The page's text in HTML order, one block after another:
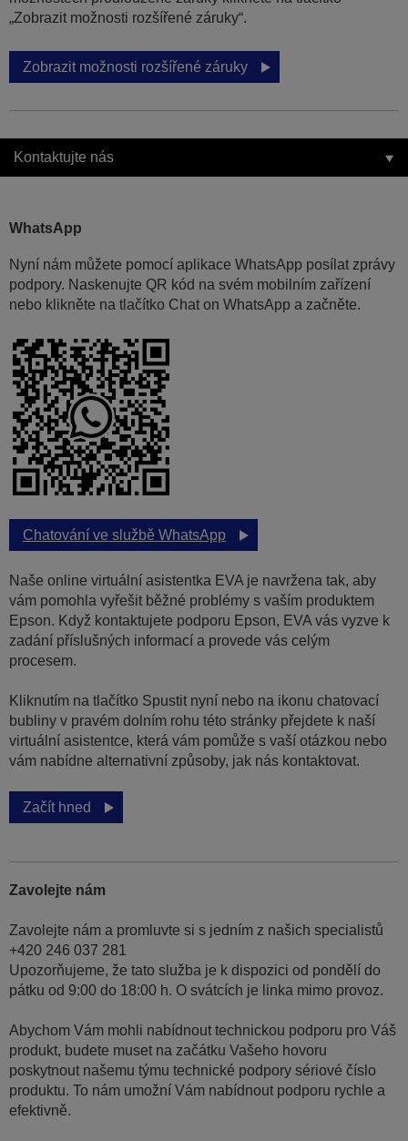
„Zobrazit možnosti rozšířené záruky“.
Zobrazit možnosti rozšířené záruky
Kontaktujte nás
WhatsApp
Nyní nám můžete pomocí aplikace WhatsApp posílat zprávy
podpory. Naskenujte QR kód na svém mobilním zařízení
nebo klikněte na tlačítko Chat on WhatsApp a začněte.
Chatování ve službě WhatsApp
Naše online virtuální asistentka EVA je navržena tak, aby
vám pomohla vyřešit běžné problémy s vaším produktem
Epson. Když kontaktujete podporu Epson, EVA vás vyzve k
zadání příslušných informací a provede vás celým
procesem.
Kliknutím na tlačítko Spustit nyní nebo na ikonu chatovací
bubliny v pravém dolním rohu této stránky přejdete k naší
virtuální asistentce, která vám pomůže s vaší otázkou nebo
vám nabídne alternativní způsoby, jak nás kontaktovat.
Začít hned
Zavolejte nám
Zavolejte nám a promluvte si s jedním z našich specialistů
+420 246 037 281
Upozorňujeme, že tato služba je k dispozici od pondělí do
pátku od 9:00 do 18:00 h. O svátcích je linka mimo provoz.
Abychom Vám mohli nabídnout technickou podporu pro Váš
produkt, budete muset na začátku Vašeho hovoru
poskytnout našemu týmu technické podpory sériové číslo
produktu. To nám umožní Vám nabídnout podporu rychle a
efektivně.